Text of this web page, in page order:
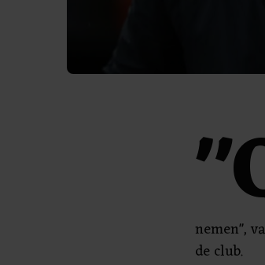
nemen",
de club.